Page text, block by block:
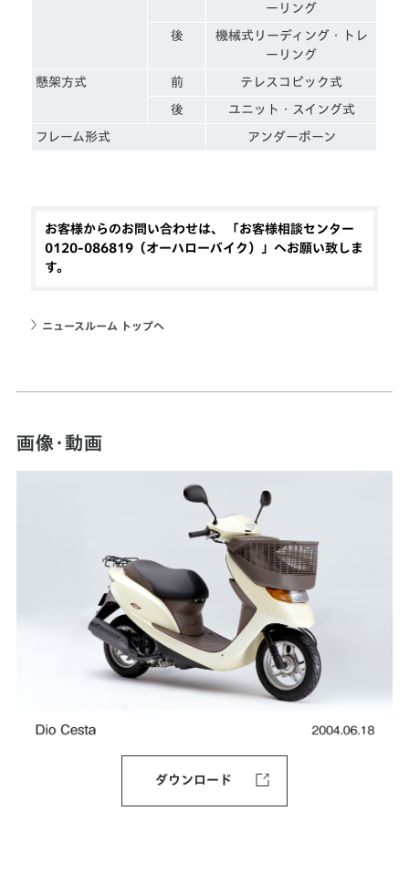
ーリング
後
機械式リーディング・トレ
ーリング
懸架方式 前 テレスコピック式
後 ユニット・スイング式
フレーム形式 アンダーボーン
お客様からのお問い合わせは、 「お客様相談センター
0120-086819（オーハローバイク）」へお願い致しま
す。
ニュースルーム トップへ
画像・動画
ダウンロード